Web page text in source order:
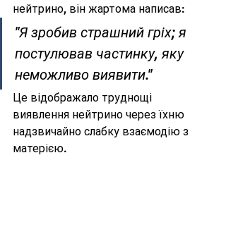
нейтрино, він жартома написав:
"Я зробив страшний гріх; я
постулював частинку, яку
неможливо виявити."
Це відображало труднощі
виявлення нейтрино через їхню
надзвичайно слабку взаємодію з
матерією.